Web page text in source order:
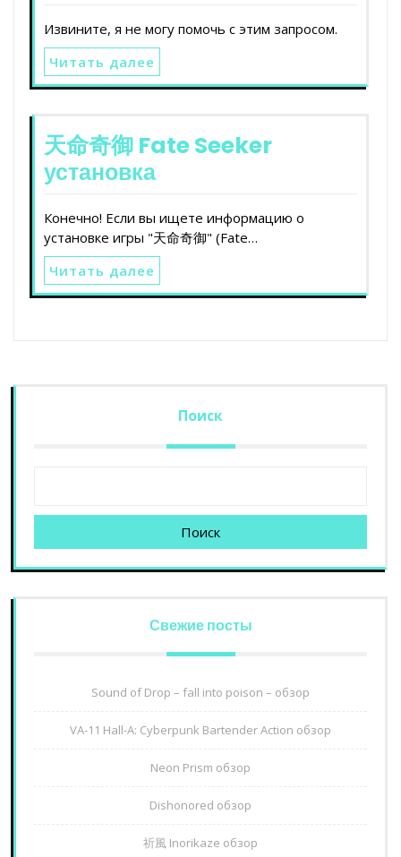
Извините, я не могу помочь с этим запросом.
Читать далее
天命奇御 Fate Seeker
установка
Конечно! Если вы ищете информацию о
установке игры "天命奇御" (Fate…
Читать далее
Поиск
Поиск
Свежие посты
Sound of Drop – fall into poison – обзор
VA-11 Hall-A: Cyberpunk Bartender Action обзор
Neon Prism обзор
Dishonored обзор
祈風 Inorikaze обзор